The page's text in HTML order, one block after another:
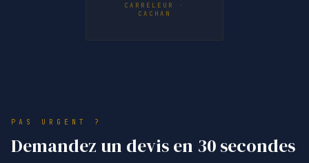
CARRELEUR ·
CACHAN
PAS URGENT ?
Demandez un devis en 30 secondes